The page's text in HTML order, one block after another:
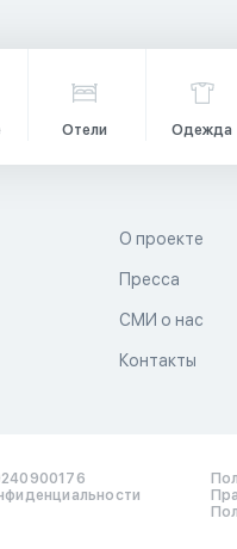
Отели Одежда
О проекте
Пресса
СМИ о нас
Контакты